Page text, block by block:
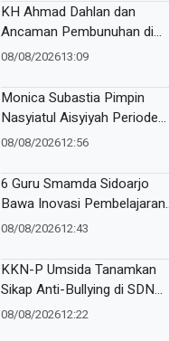
KH Ahmad Dahlan dan
Ancaman Pembunuhan di
Banyuwangi
08/08/202613:09
Monica Subastia Pimpin
Nasyiatul Aisyiyah Periode
2026-2030
08/08/202612:56
6 Guru Smamda Sidoarjo
Bawa Inovasi Pembelajaran
Berbasis AI, AR, dan Web ke
08/08/202612:43
KKN-P Umsida Tanamkan
Sikap Anti-Bullying di SDN
Panglungan 1
08/08/202612:22